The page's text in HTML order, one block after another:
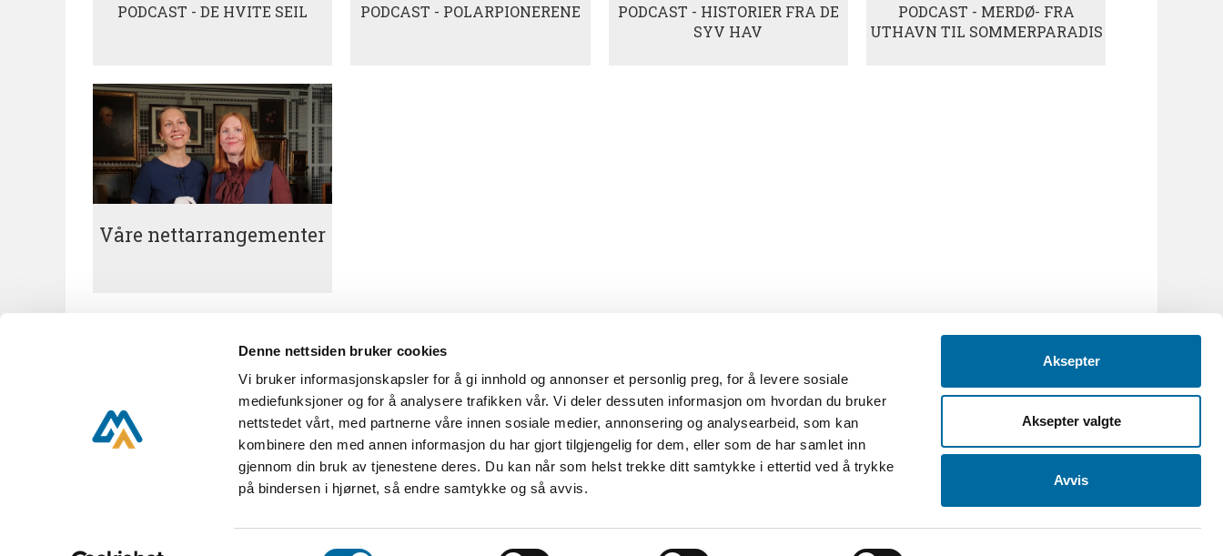
Denne nettsiden bruker cookies
Vi bruker informasjonskapsler for å gi innhold og annonser et personlig preg, for å levere sosiale
mediefunksjoner og for å analysere trafikken vår. Vi deler dessuten informasjon om hvordan du bruker
nettstedet vårt, med partnerne våre innen sosiale medier, annonsering og analysearbeid, som kan
kombinere den med annen informasjon du har gjort tilgjengelig for dem, eller som de har samlet inn
gjennom din bruk av tjenestene deres. Du kan når som helst trekke ditt samtykke i ettertid ved å trykke
på bindersen i hjørnet, så endre samtykke og så avvis.
Samtykkevalg
Aksepter
Aksepter valgte
Avvis
PODCAST - DE HVITE SEIL PODCAST - POLARPIONERENE
PODCAST - HISTORIER FRA DE
SYV HAV
PODCAST - MERDØ- FRA
UTHAVN TIL SOMMERPARADIS
Våre nettarrangementer
Nyhetsbrev
KUBEN,Parkveien 16, 4838 Arendal-Tlf: 37 01 79 00
KUBEN er en del av Aust-Agder museum og arkiv IKS, sammen med Setesdalsmuseet og Grimstad bys museer